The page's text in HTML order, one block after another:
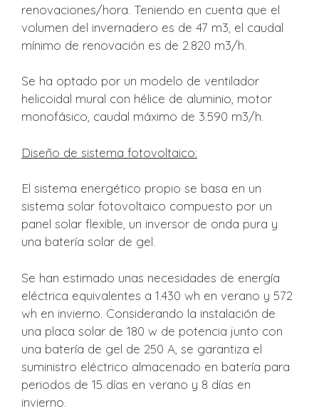
renovaciones/hora. Teniendo en cuenta que el
volumen del invernadero es de 47 m3, el caudal
mínimo de renovación es de 2.820 m3/h.
Se ha optado por un modelo de ventilador
helicoidal mural con hélice de aluminio, motor
monofásico, caudal máximo de 3.590 m3/h.
Diseño de sistema fotovoltaico:
El sistema energético propio se basa en un
sistema solar fotovoltaico compuesto por un
panel solar flexible, un inversor de onda pura y
una batería solar de gel.
Se han estimado unas necesidades de energía
eléctrica equivalentes a 1.430 wh en verano y 572
wh en invierno. Considerando la instalación de
una placa solar de 180 w de potencia junto con
una batería de gel de 250 A, se garantiza el
suministro eléctrico almacenado en batería para
periodos de 15 días en verano y 8 días en
invierno.